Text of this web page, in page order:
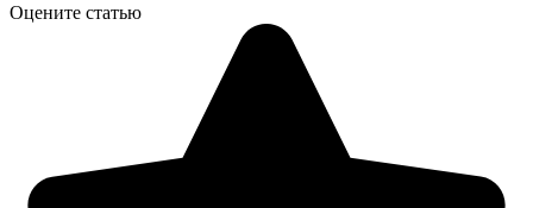
Оцените статью